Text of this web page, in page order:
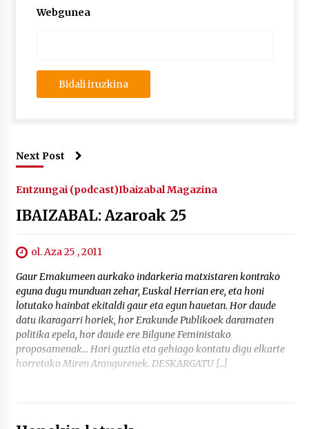
Webgunea
Next Post
Entzungai (podcast)Ibaizabal Magazina
IBAIZABAL: Azaroak 25
ol. Aza 25 , 2011
Gaur Emakumeen aurkako indarkeria matxistaren kontrako
eguna dugu munduan zehar, Euskal Herrian ere, eta honi
lotutako hainbat ekitaldi gaur eta egun hauetan. Hor daude
datu ikaragarri horiek, hor Erakunde Publikoek daramaten
politika epela, hor daude ere Bilgune Feministako
proposamenak… Hori guztia eta gehiago kontatu digu elkarte
horretako Miren Arangurenek. DESKARGATU […]